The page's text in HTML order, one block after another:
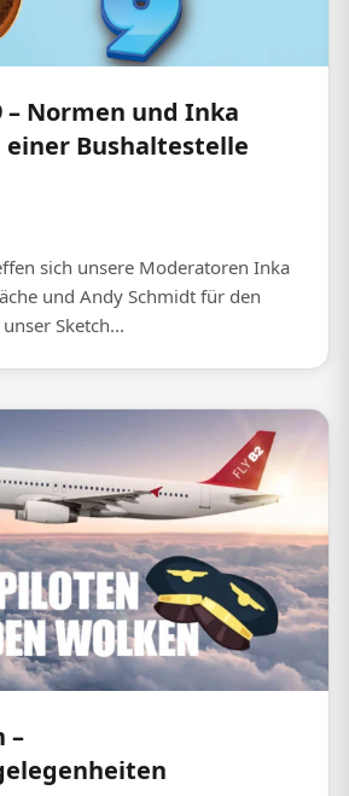
– Normen und Inka
einer Bushaltestelle
sich unsere Moderatoren Inka
und Andy Schmidt für den
Sketch...
–